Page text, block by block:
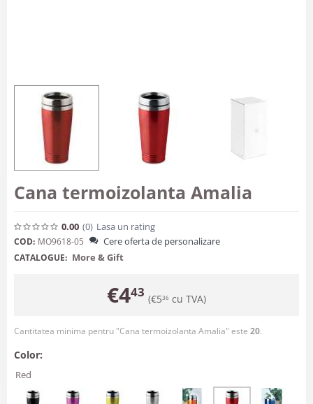
Cana termoizolanta Amalia
0.00 (0) Lasa un rating
COD: MO9618-05 Cere oferta de personalizare
CATALOGUE: More & Gift
€443 (€536 cu TVA)
Cantitatea minima pentru "Cana termoizolanta Amalia" este 20.
Color:
Red